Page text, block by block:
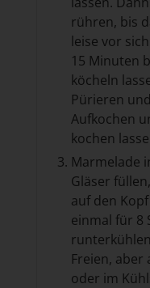
rühren, bis
leise vor
15 Minuten
köcheln
Pürieren
Aufkochen
kochen
Marmelade
Gläser
auf den
einmal für 8
Freien, aber
oder im